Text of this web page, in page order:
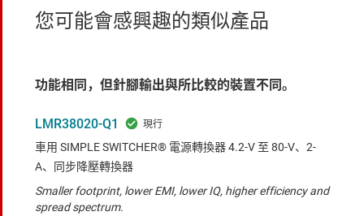
您可能會感興趣的類似產品
功能相同，但針腳輸出與所比較的裝置不同。
LMR38020-Q1
車用 SIMPLE SWITCHER® 電源轉換器 4.2-V 至 80-V、2-
A、同步降壓轉換器
Smaller footprint, lower EMI, lower IQ, higher efficiency and
spread spectrum.